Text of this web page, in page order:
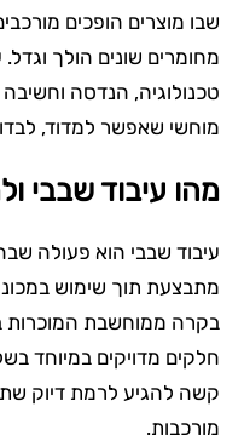
שבו מוצרים הופכים
מחומרים שונים הולך
טכנולוגיה, הנדסה
מוחשי שאפשר למדוד,
מהו עיבוד שבבי
עיבוד שבבי הוא פעולה
מתבצעת תוך שימוש
חלקים מדויקים במיוחד
קשה להגיע לרמת דיוק
מורכבות.